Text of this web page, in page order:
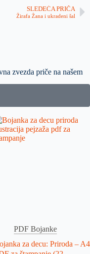
SLEDEĆA PRIČA
Žirafa Žana i ukradeni šal
zvezda priče na našem
PDF Bojanke
za decu: Priroda – A4